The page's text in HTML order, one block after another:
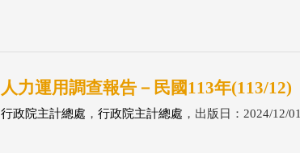
人力運用調查報告－民國113年(113/12)
行政院主計總處 ， 行政院主計總處 ，出版日：2024/12/01